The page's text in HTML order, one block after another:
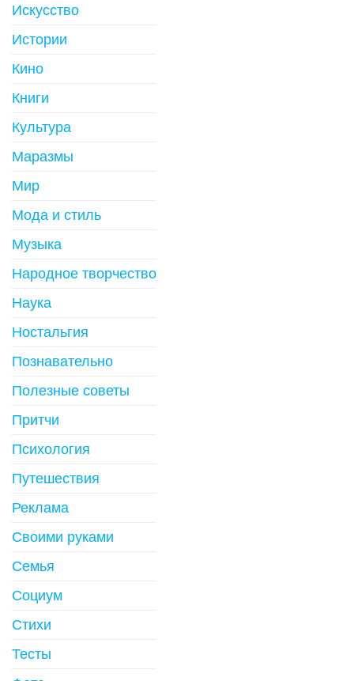
Искусство
Истории
Кино
Книги
Культура
Маразмы
Мир
Мода и стиль
Музыка
Народное творчество
Наука
Ностальгия
Познавательно
Полезные советы
Притчи
Психология
Путешествия
Реклама
Своими руками
Семья
Социум
Стихи
Тесты